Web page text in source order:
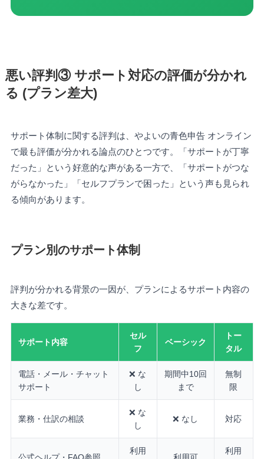
悪い評判③ サポート対応の評価が分かれ
る (プラン差大)
サポート体制に関する評判は、やよいの青色申告 オンライン
で最も評価が分かれる論点のひとつです。「サポートが丁寧
だった」という好意的な声がある一方で、「サポートがつな
がらなかった」「セルフプランで困った」という声も見られ
る傾向があります。
プラン別のサポート体制
評判が分かれる背景の一因が、プランによるサポート内容の
大きな差です。
サポート内容
セル
フ
ベーシック
トー
タル
電話・メール・チャット
サポート
❌ な
し
期間中10回
まで
無制
限
業務・仕訳の相談
❌ な
し
❌ なし 対応
利用
利用